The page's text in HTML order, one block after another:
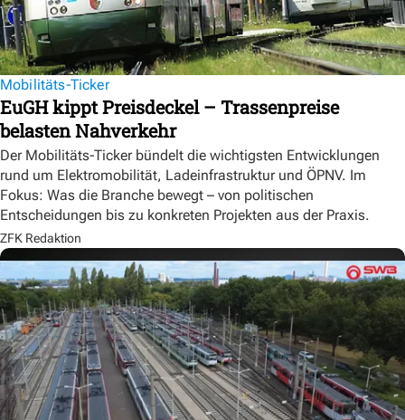
Mobilitäts-Ticker
EuGH kippt Preisdeckel – Trassenpreise
belasten Nahverkehr
Der Mobilitäts-Ticker bündelt die wichtigsten Entwicklungen
rund um Elektromobilität, Ladeinfrastruktur und ÖPNV. Im
Fokus: Was die Branche bewegt – von politischen
Entscheidungen bis zu konkreten Projekten aus der Praxis.
ZFK Redaktion